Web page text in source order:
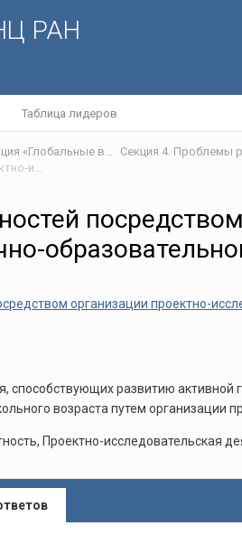
РАН
Таблица лидеров
IX международная научно-практическая интернет-конференция «Глобальные вызовы и региональное развитие в зеркале социологических измерений»
Секция 4. Проблемы
Развитие гражданских компетентностей посредством организации проектно-исследовательской деятельности обучающихся в Научно-образовательном центре Вологодского научного центра Российской Академии Наук
организации проектно-
развитию активной
возраста путем организации
Проектно-исследовательская